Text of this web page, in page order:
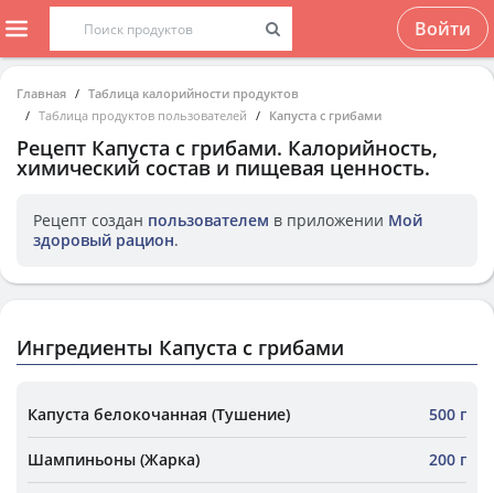
Войти
Главная
Таблица калорийности продуктов
Таблица продуктов пользователей
Капуста с грибами
Рецепт Капуста с грибами. Калорийность,
химический состав и пищевая ценность.
Рецепт создан пользователем в приложении Мой
здоровый рацион.
Ингредиенты Капуста с грибами
Капуста белокочанная (Тушение) 500 г
Шампиньоны (Жарка) 200 г